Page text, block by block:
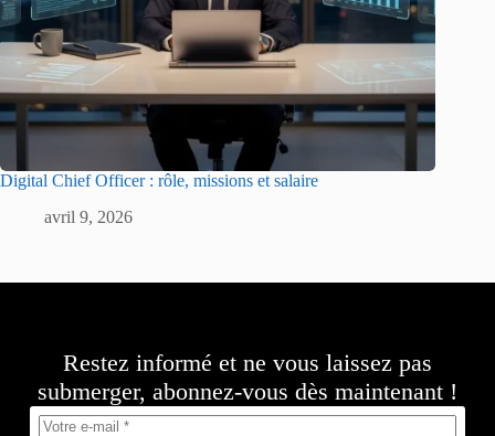
Digital Chief Officer : rôle, missions et salaire
avril 9, 2026
Restez informé et ne vous laissez pas
submerger, abonnez-vous dès maintenant !